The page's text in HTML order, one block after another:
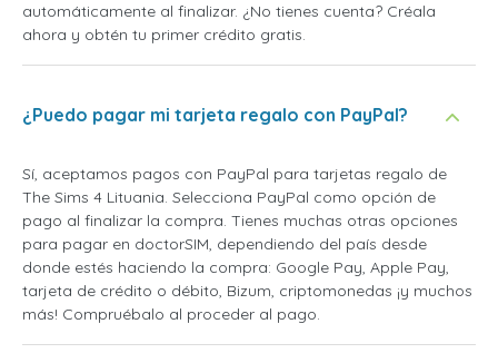
automáticamente al finalizar. ¿No tienes cuenta? Créala
ahora y obtén tu primer crédito gratis.
¿Puedo pagar mi tarjeta regalo con PayPal?
Sí, aceptamos pagos con PayPal para tarjetas regalo de
The Sims 4 Lituania. Selecciona PayPal como opción de
pago al finalizar la compra. Tienes muchas otras opciones
para pagar en doctorSIM, dependiendo del país desde
donde estés haciendo la compra: Google Pay, Apple Pay,
tarjeta de crédito o débito, Bizum, criptomonedas ¡y muchos
más! Compruébalo al proceder al pago.